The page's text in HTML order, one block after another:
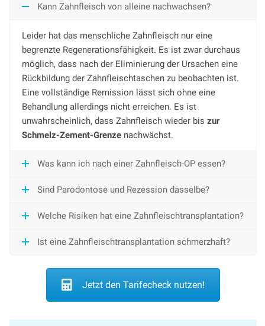
Kann Zahnfleisch von alleine nachwachsen?
Leider hat das menschliche Zahnfleisch nur eine
begrenzte Regenerationsfähigkeit. Es ist zwar durchaus
möglich, dass nach der Eliminierung der Ursachen eine
Rückbildung der Zahnfleischtaschen zu beobachten ist.
Eine vollständige Remission lässt sich ohne eine
Behandlung allerdings nicht erreichen. Es ist
unwahrscheinlich, dass Zahnfleisch wieder bis zur
Schmelz-Zement-Grenzenachwächst.
Was kann ich nach einer Zahnfleisch-OP essen?
Sind Parodontose und Rezession dasselbe?
Welche Risiken hat eine Zahnfleischtransplantation?
Ist eine Zahnfleischtransplantation schmerzhaft?
Jetzt den Tarifecheck nutzen!